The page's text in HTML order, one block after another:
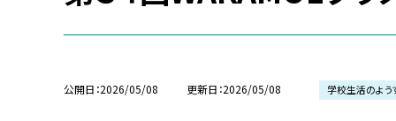
公開日 2026/05/08 更新日 2026/05/08 学校生活のよう